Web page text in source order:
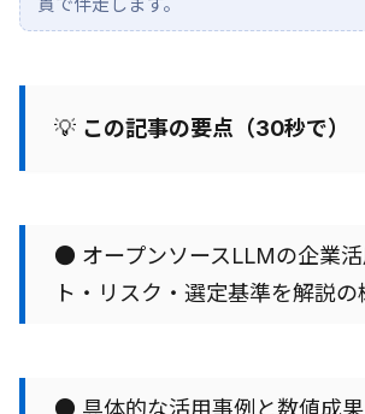
貫で伴走します。
💡 この記事の要点（30秒で）
● オープンソースLLMの企業活
ト・リスク・選定基準を解説の
● 具体的な活用事例と数値成果